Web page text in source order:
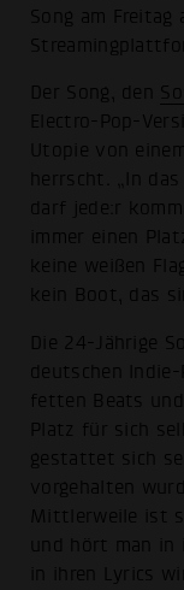
Song am Freitag
Der Song, den
Electro-Pop-
Utopie von
herrscht. „In
darf jede:r
immer einen
keine weißen
kein Boot, das
Die 24-Jährige
deutschen
fetten Beats
Platz für sich
gestattet sich
vorgehalten
Mittlerweile ist
und hört man in
in ihren Lyrics